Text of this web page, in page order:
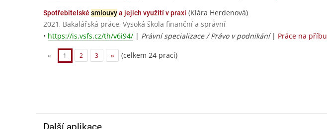
Spotřebitelské smlouvya jejich využití v praxi (Klára Herdenová)
2021, Bakalářská práce, Vysoká škola finanční a správní
• https://is.vsfs.cz/th/v6i94/ | Právní specializace / Právo v podnikání| Práce na
« 1 2 3 » (celkem 24 prací)